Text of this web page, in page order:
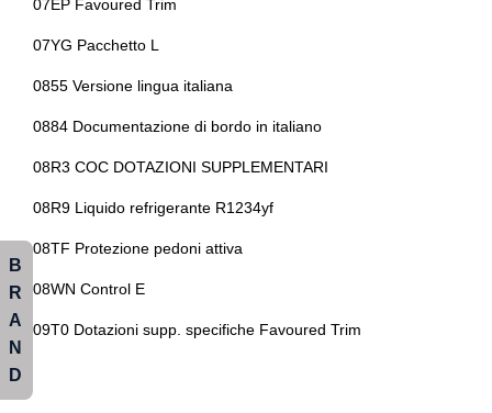
Volante in pelle
Volante riscaldabile
Volante sportivo
07EP Favoured Trim
07YG Pacchetto L
0855 Versione lingua italiana
0884 Documentazione di bordo in italiano
08R3 COC DOTAZIONI SUPPLEMENTARI
08R9 Liquido refrigerante R1234yf
08TF Protezione pedoni attiva
08WN Control E
09T0 Dotazioni supp. specifiche Favoured Trim
B
R
A
N
D